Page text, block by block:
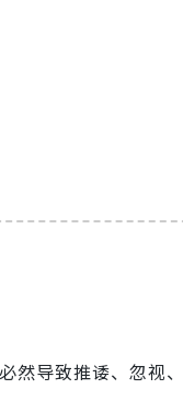
导致推诿、忽视、